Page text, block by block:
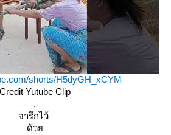
shorts/H5dyGH_xCYM
Credit Yutube Clip
.
จารึกไว้
ด้ว